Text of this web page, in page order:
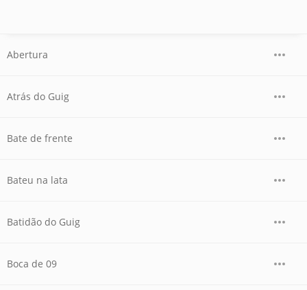
Abertura
Atrás do Guig
Bate de frente
Bateu na lata
Batidão do Guig
Boca de 09